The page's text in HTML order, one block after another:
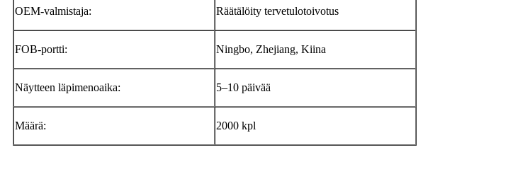
OEM-valmistaja: Räätälöity tervetulotoivotus
FOB-portti: Ningbo, Zhejiang, Kiina
Näytteen läpimenoaika: 5–10 päivää
Määrä: 2000 kpl